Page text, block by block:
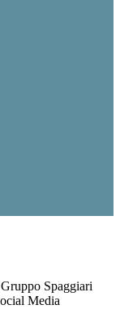
Spaggiari
Media